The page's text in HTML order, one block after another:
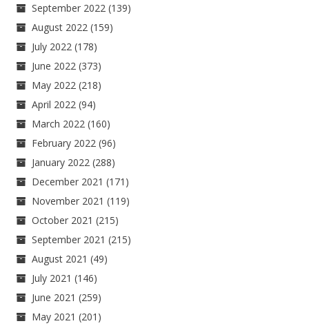
September 2022 (139)
August 2022 (159)
July 2022 (178)
June 2022 (373)
May 2022 (218)
April 2022 (94)
March 2022 (160)
February 2022 (96)
January 2022 (288)
December 2021 (171)
November 2021 (119)
October 2021 (215)
September 2021 (215)
August 2021 (49)
July 2021 (146)
June 2021 (259)
May 2021 (201)